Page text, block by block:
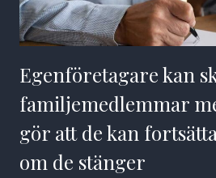
Egenföretagare kan
familjemedlemmar
gör att de kan
om de stänger